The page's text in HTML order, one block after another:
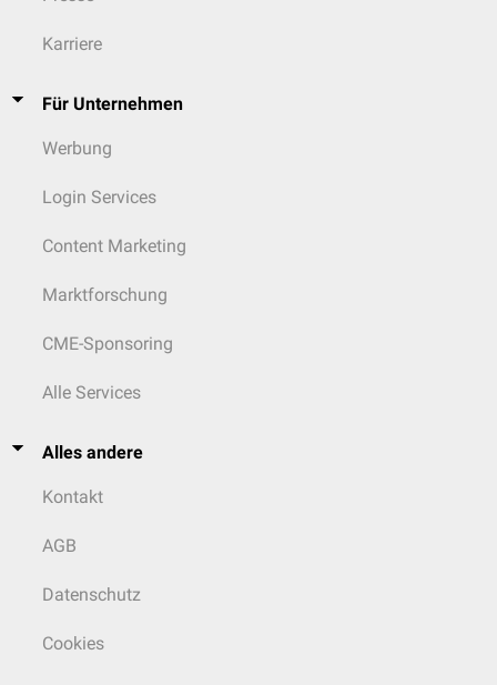
Karriere
Für Unternehmen
Werbung
Login Services
Content Marketing
Marktforschung
CME-Sponsoring
Alle Services
Alles andere
Kontakt
AGB
Datenschutz
Cookies